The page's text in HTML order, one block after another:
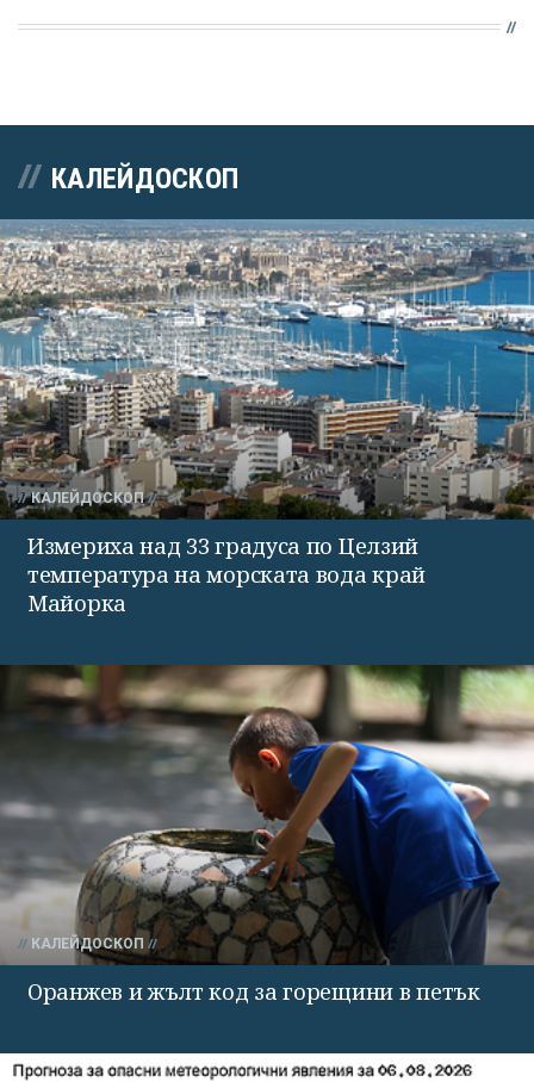
КАЛЕЙДОСКОП
КАЛЕЙДОСКОП
Измериха над 33 градуса по Целзий
температура на морската вода край
Майорка
КАЛЕЙДОСКОП
Оранжев и жълт код за горещини в петък